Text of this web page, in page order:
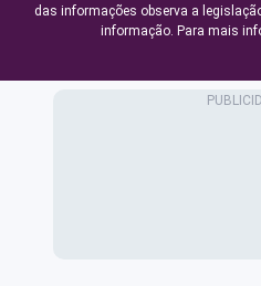
das informações observa a
informação. Para mais